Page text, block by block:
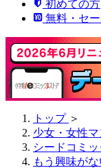
初めての方
無料・セ
トップ ＞
少女・女性
シードコミ
もう興味が